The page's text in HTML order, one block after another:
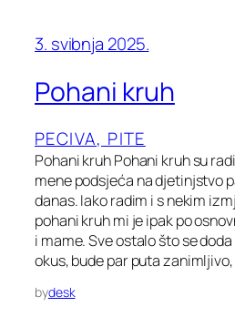
3. svibnja 2025.
Pohani kruh
PECIVA, PITE
Pohani kruh Pohani kruh su
mene podsjeća na djetinjstvo
danas. Iako radim i s nekim
pohani kruh mi je ipak po
i mame. Sve ostalo što se
okus, bude par puta
bydesk